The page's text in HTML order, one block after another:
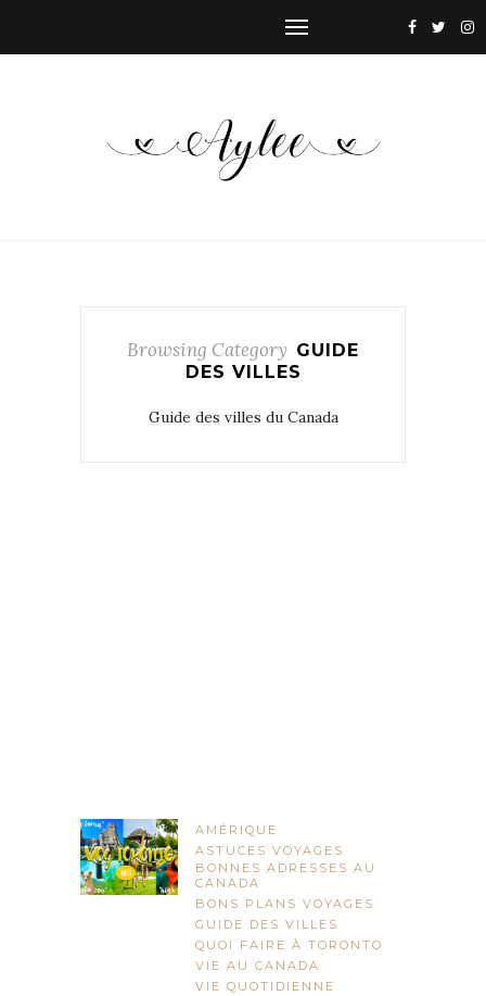
Browsing Category GUIDE
DES VILLES
Guide des villes du Canada
AMÉRIQUE
ASTUCES VOYAGES
BONNES ADRESSES AU
CANADA
BONS PLANS VOYAGES
GUIDE DES VILLES
QUOI FAIRE À TORONTO
VIE AU CANADA
VIE QUOTIDIENNE